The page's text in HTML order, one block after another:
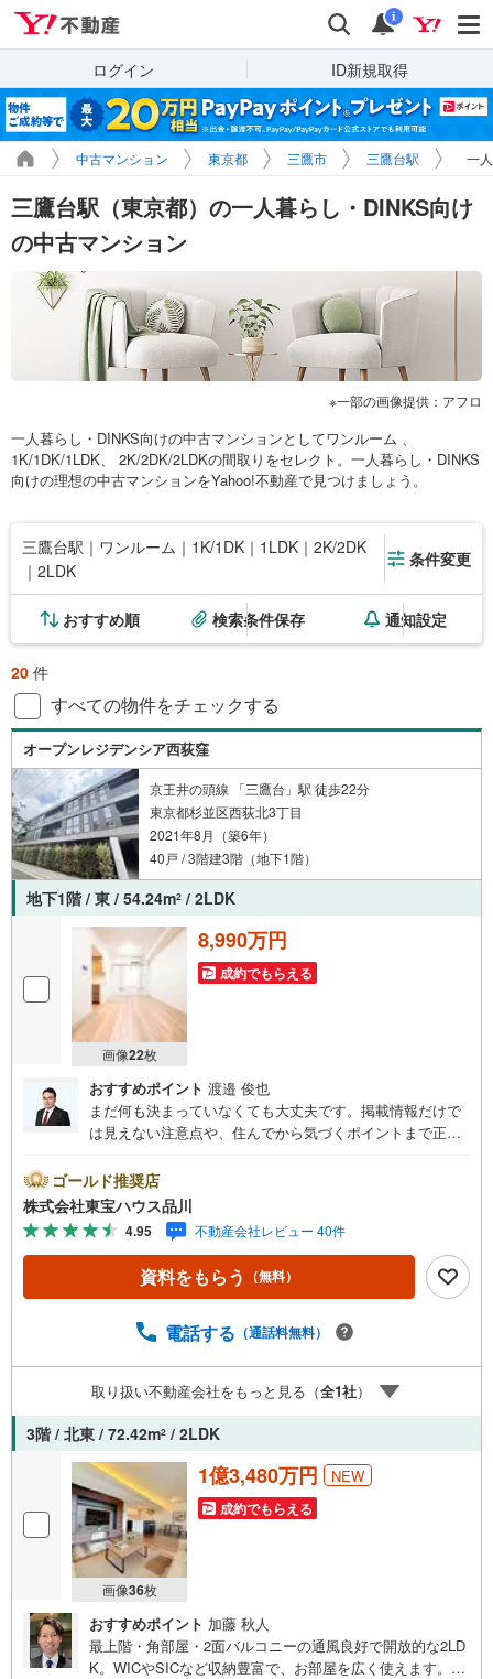
検索 通知
i
ログイン ID新規取得
中古マンション 東京都 三鷹市 三鷹台駅 一
三鷹台駅（東京都）の一人暮らし・DINKS向け
の中古マンション
一部の画像提供：アフロ
一人暮らし・DINKS向けの中古マンションとしてワンルーム 、
1K/1DK/1LDK、 2K/2DK/2LDKの間取りをセレクト。一人暮らし・DINKS
向けの理想の中古マンションをYahoo!不動産で見つけましょう。
三鷹台駅｜ワンルーム｜1K/1DK｜1LDK｜2K/2DK
｜2LDK
条件変更
おすすめ順 検索条件保存 通知設定
20 件
すべての物件をチェックする
オープンレジデンシア西荻窪
京王井の頭線 「三鷹台」駅 徒歩22分
東京都杉並区西荻北3丁目
2021年8月（築6年）
40戸 / 3階建3階（地下1階）
地下1階 / 東 / 54.24m2 / 2LDK
画像22枚
8,990万円
成約でもらえる
おすすめポイント 渡邉 俊也
まだ何も決まっていなくても大丈夫です。掲載情報だけで
は見えない注意点や、住んでから気づくポイントまで正直
とも包み隠さずお伝えし、「納得して選ぶ」ためのサポー
トを大切にしています。現地でしか分からないリアルな情
報も含めて、一緒に後悔しない住まい探しを進めていきま
しょう。まずはお気軽にご相談ください。【Yahoo！ 不動
産キャンペーン対象店舗】当店で物件を成約するとPayPay
ボーナスライトがもらえる「Yahoo！ 不動産 物件ご成約キ
予約をする」ボタンからお問い合わせください。※必ずYah
スライトは出金と譲渡はできません。ご案内・詳細な資料
のご請求はお気軽にどうぞ♪お電話でのお問い合わせも常
時受け付けております！お気軽にお問い合わせください。
ゴールド推奨店
株式会社東宝ハウス品川
4.95 不動産会社レビュー 40件
資料をもらう （無料）
電話する （通話料無料）
取り扱い不動産会社をもっと見る（全1社）
3階 / 北東 / 72.42m2 / 2LDK
画像36枚
1億3,480万円 NEW
成約でもらえる
おすすめポイント 加藤 秋人
最上階・角部屋・2面バルコニーの通風良好で開放的な2LD
K。WICやSICなど収納豊富で、お部屋を広く使えます。20